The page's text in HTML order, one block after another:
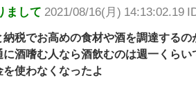
まして 2021/08/16(月) 14:13:02.19
税でお高めの食材や酒を調達するの
酒嗜む人なら酒飲むのは週一くらい
使わなくなったよ